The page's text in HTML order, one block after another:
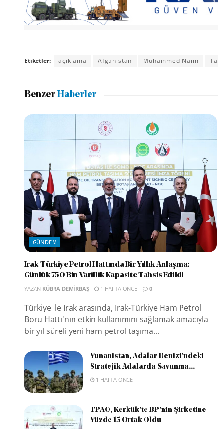
Etiketler: açıklama Afganistan Muhammed Naim
BenzerHaberler
GÜNDEM
Irak-Türkiye Petrol Hattında Bir Yıllık Anlaşma:
Günlük 750 Bin Varillik Kapasite Tahsis Edildi
YAZAN KÜBRA DEMIRBAŞ 1 HAFTA ÖNCE 0
Türkiye ile Irak arasında, Irak-Türkiye Ham Petrol
Boru Hattı'nın etkin kullanımını sağlamak amacıyla
bir yıl süreli yeni ham petrol taşıma...
Yunanistan, Adalar Denizi’ndeki
Stratejik Adalarda Savunma...
1 HAFTA ÖNCE
TPAO, Kerkük’te BP’nin Şirketine
Yüzde 15 Ortak Oldu